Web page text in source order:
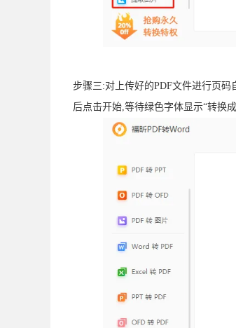
步骤三:对上传好的PDF文件进行页
后点击开始,等待绿色字体显示“转换